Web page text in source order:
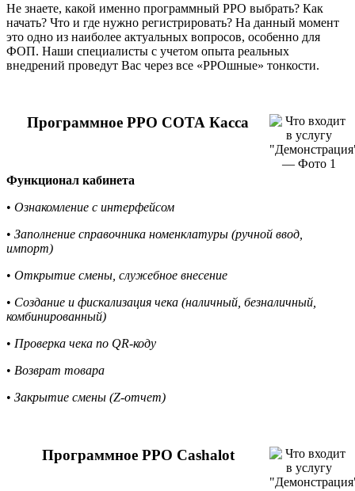
Не знаете, какой именно программный РРО выбрать? Как
начать? Что и где нужно регистрировать? На данный момент
это одно из наиболее актуальных вопросов, особенно для
ФОП. Наши специалисты с учетом опыта реальных
внедрений проведут Вас через все «РРОшные» тонкости.
Программное РРО СОТА Касса
Функционал кабинета
• Ознакомление с интерфейсом
• Заполнение справочника номенклатуры (ручной ввод,
импорт)
• Открытие смены, служебное внесение
• Создание и фискализация чека (наличный, безналичный,
комбинированный)
• Проверка чека по QR-коду
• Возврат товара
• Закрытие смены (Z-отчет)
Программное РРО Cashalot